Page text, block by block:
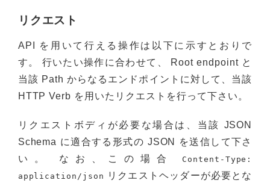
リクエスト
API を用いて行える操作は以下に示すとおりで
す。 行いたい操作に合わせて、 Root endpoint と
当該 Path からなるエンドポイントに対して、当該
HTTP Verb を用いたリクエストを行って下さい。
リクエストボディが必要な場合は、当該 JSON
Schema に適合する形式の JSON を送信して下さ
い。 なお、この場合
Content-Type:
application/json
リクエストヘッダーが必要とな